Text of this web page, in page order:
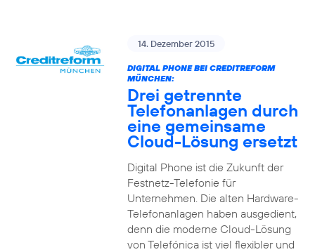
14. Dezember 2015
DIGITAL PHONE BEI CREDITREFORM
MÜNCHEN:
Drei getrennte
Telefonanlagen durch
eine gemeinsame
Cloud-Lösung ersetzt
Digital Phone ist die Zukunft der
Festnetz-Telefonie für
Unternehmen. Die alten Hardware-
Telefonanlagen haben ausgedient,
denn die moderne Cloud-Lösung
von Telefónica ist viel flexibler und